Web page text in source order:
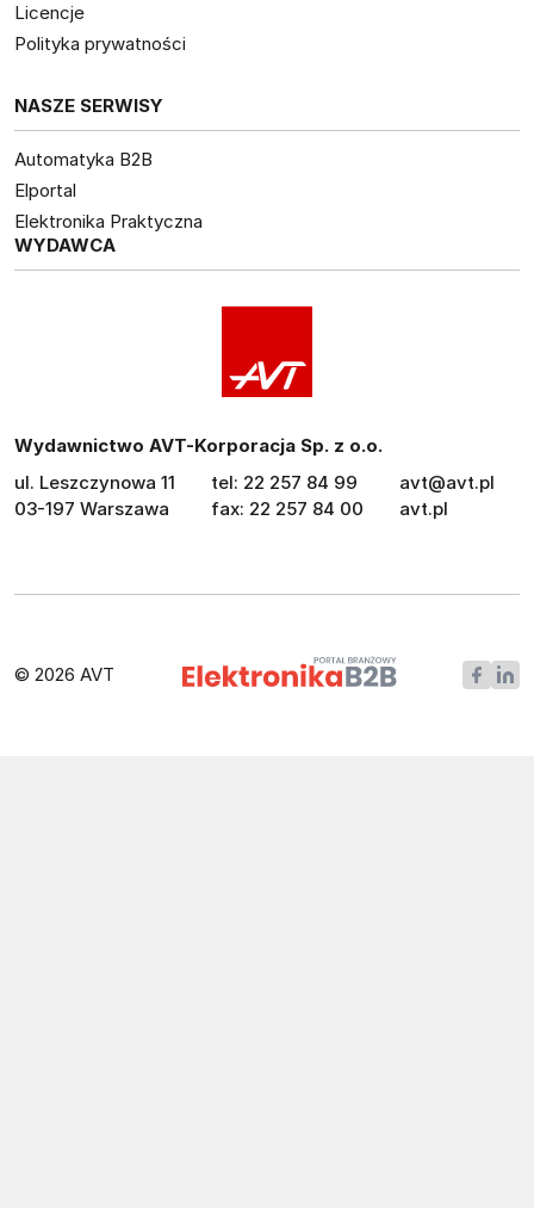
Licencje
Polityka prywatności
NASZE SERWISY
Automatyka B2B
Elportal
Elektronika Praktyczna
WYDAWCA
Wydawnictwo AVT-Korporacja Sp. z o.o.
ul. Leszczynowa 11
03-197 Warszawa
tel: 22 257 84 99
fax: 22 257 84 00
avt@avt.pl
avt.pl
© 2026 AVT